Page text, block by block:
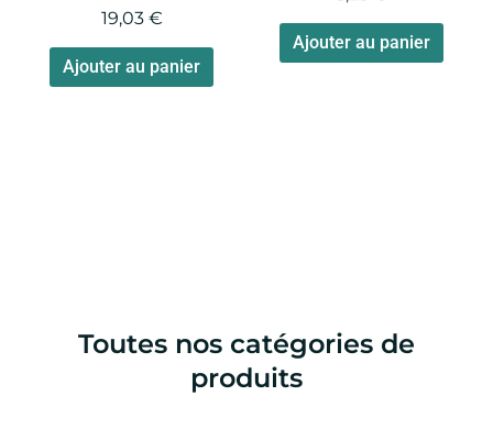
19,03 €
Ajouter au panier
Ajouter au panier
Toutes nos catégories de
produits